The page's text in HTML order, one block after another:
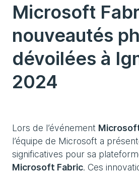
Microsoft
nouveautés
dévoilées à
2024
Lors de l’événement
l’équipe de Microsoft a
significatives pour sa
Microsoft Fabric. Ces